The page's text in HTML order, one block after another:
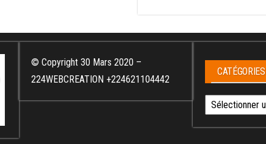
© Copyright 30 Mars 2020 –
224WEBCREATION +224621104442
CATÉGORIES
Catégories